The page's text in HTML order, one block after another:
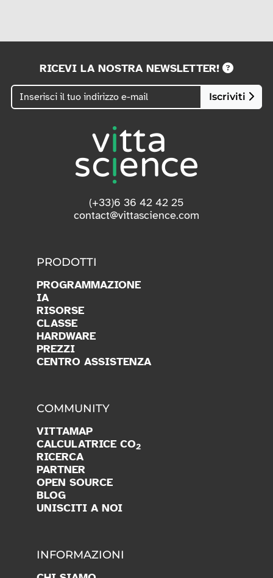
RICEVI LA NOSTRA NEWSLETTER!
Iscriviti
(+33)6 36 42 42 25
contact@vittascience.com
PRODOTTI
PROGRAMMAZIONE
IA
RISORSE
CLASSE
HARDWARE
PREZZI
CENTRO ASSISTENZA
COMMUNITY
VITTAMAP
CALCULATRICE CO2
RICERCA
PARTNER
OPEN SOURCE
BLOG
UNISCITI A NOI
INFORMAZIONI